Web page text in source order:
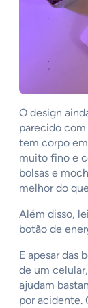
O design
parecido com
tem corpo
muito fino e
bolsas e
melhor do
Além disso,
botão de
E apesar das
de um
ajudam
por acidente.